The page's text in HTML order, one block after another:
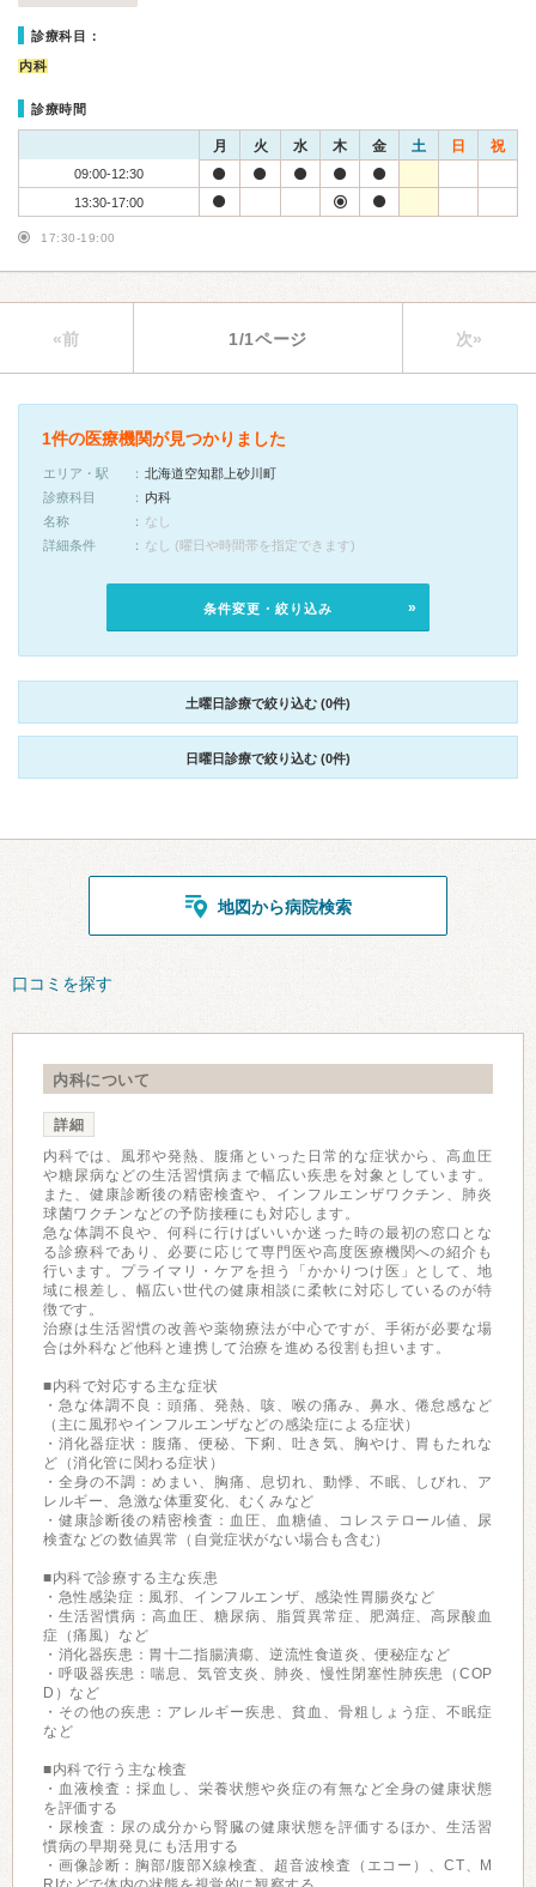
診療科目：
内科
診療時間
月 火 水 木 金 土 日 祝
09:00-12:30
13:30-17:00
17:30-19:00
«前 1/1ページ 次»
1件の医療機関が見つかりました
エリア・駅
北海道空知郡上砂川町
診療科目
内科
名称
なし
詳細条件
なし (曜日や時間帯を指定できます)
条件変更・絞り込み
土曜日診療で絞り込む (0件)
日曜日診療で絞り込む (0件)
地図から病院検索
口コミを探す
内科について
詳細
内科では、風邪や発熱、腹痛といった日常的な症状から、高血圧
や糖尿病などの生活習慣病まで幅広い疾患を対象としています。
また、健康診断後の精密検査や、インフルエンザワクチン、肺炎
球菌ワクチンなどの予防接種にも対応します。
急な体調不良や、何科に行けばいいか迷った時の最初の窓口とな
る診療科であり、必要に応じて専門医や高度医療機関への紹介も
行います。プライマリ・ケアを担う「かかりつけ医」として、地
域に根差し、幅広い世代の健康相談に柔軟に対応しているのが特
徴です。
治療は生活習慣の改善や薬物療法が中心ですが、手術が必要な場
合は外科など他科と連携して治療を進める役割も担います。
■内科で対応する主な症状
・急な体調不良：頭痛、発熱、咳、喉の痛み、鼻水、倦怠感など
（主に風邪やインフルエンザなどの感染症による症状）
・消化器症状：腹痛、便秘、下痢、吐き気、胸やけ、胃もたれな
ど（消化管に関わる症状）
・全身の不調：めまい、胸痛、息切れ、動悸、不眠、しびれ、ア
レルギー、急激な体重変化、むくみなど
・健康診断後の精密検査：血圧、血糖値、コレステロール値、尿
検査などの数値異常（自覚症状がない場合も含む）
■内科で診療する主な疾患
・急性感染症：風邪、インフルエンザ、感染性胃腸炎など
・生活習慣病：高血圧、糖尿病、脂質異常症、肥満症、高尿酸血
症（痛風）など
・消化器疾患：胃十二指腸潰瘍、逆流性食道炎、便秘症など
・呼吸器疾患：喘息、気管支炎、肺炎、慢性閉塞性肺疾患（COP
D）など
・その他の疾患：アレルギー疾患、貧血、骨粗しょう症、不眠症
など
■内科で行う主な検査
・血液検査：採血し、栄養状態や炎症の有無など全身の健康状態
を評価する
・尿検査：尿の成分から腎臓の健康状態を評価するほか、生活習
慣病の早期発見にも活用する
・画像診断：胸部/腹部X線検査、超音波検査（エコー）、CT、M